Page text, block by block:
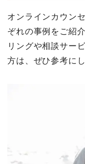
オンラインカウン
ぞれの事例をご紹
リングや相談サー
方は、ぜひ参考に